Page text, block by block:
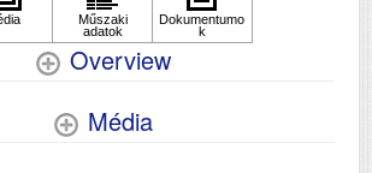
Igen
Overview
Média